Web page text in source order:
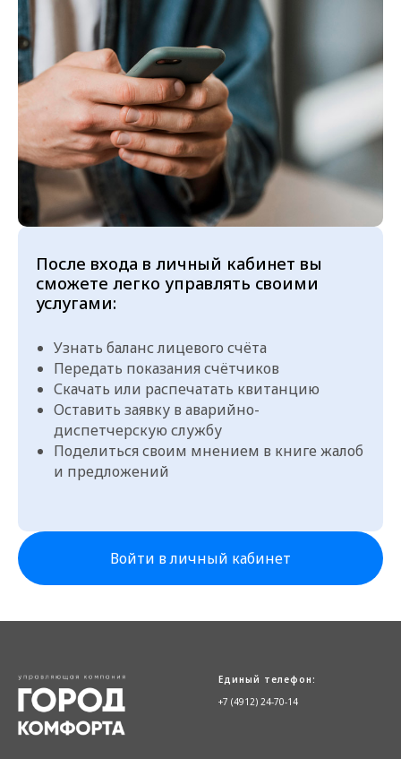
После входа в личный кабинет вы
сможете легко управлять своими
услугами:
Узнать баланс лицевого счёта
Передать показания счётчиков
Скачать или распечатать квитанцию
Оставить заявку в аварийно-
диспетчерскую службу
Поделиться своим мнением в книге жалоб
и предложений
Войти в личный кабинет
Единый телефон:
+7 (4912) 24-70-14